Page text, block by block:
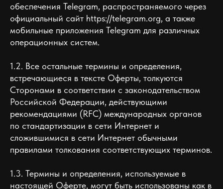
обеспечения Telegram, распространяемого через
официальный сайт https://telegram.org, а также
мобильные приложения Telegram для различных
операционных систем.
1.2. Все остальные термины и определения,
встречающиеся в тексте Оферты, толкуются
Сторонами в соответствии с законодательством
Российской Федерации, действующими
рекомендациями (RFC) международных органов
по стандартизации в сети Интернет и
сложившимися в сети Интернет обычными
правилами толкования соответствующих терминов.
1.3. Термины и определения, используемые в
настоящей Оферте, могут быть использованы как в